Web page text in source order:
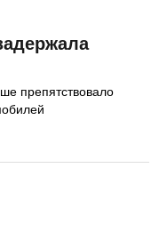
препятствовало